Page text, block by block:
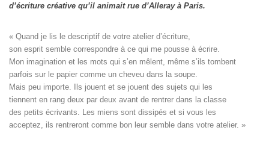
d’écriture créative qu’il animait rue d’Alleray à Paris.
« Quand je lis le descriptif de votre atelier d’écriture,
son esprit semble correspondre à ce qui me pousse à écrire.
Mon imagination et les mots qui s’en mêlent, même s’ils tombent
parfois sur le papier comme un cheveu dans la soupe.
Mais peu importe. Ils jouent et se jouent des sujets qui les
tiennent en rang deux par deux avant de rentrer dans la classe
des petits écrivants. Les miens sont dissipés et si vous les
acceptez, ils rentreront comme bon leur semble dans votre atelier. »